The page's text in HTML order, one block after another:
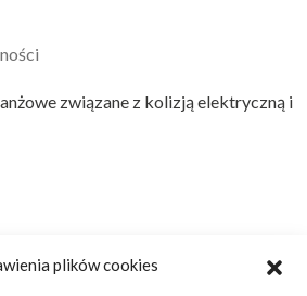
plików cookies
związane z kolizją elektryczną i